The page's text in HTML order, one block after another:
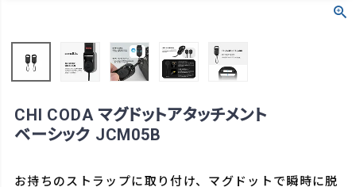
CHI CODA マグドットアタッチメント
ベーシック JCM05B
お持ちのストラップに取り付け、マグドットで瞬時に脱